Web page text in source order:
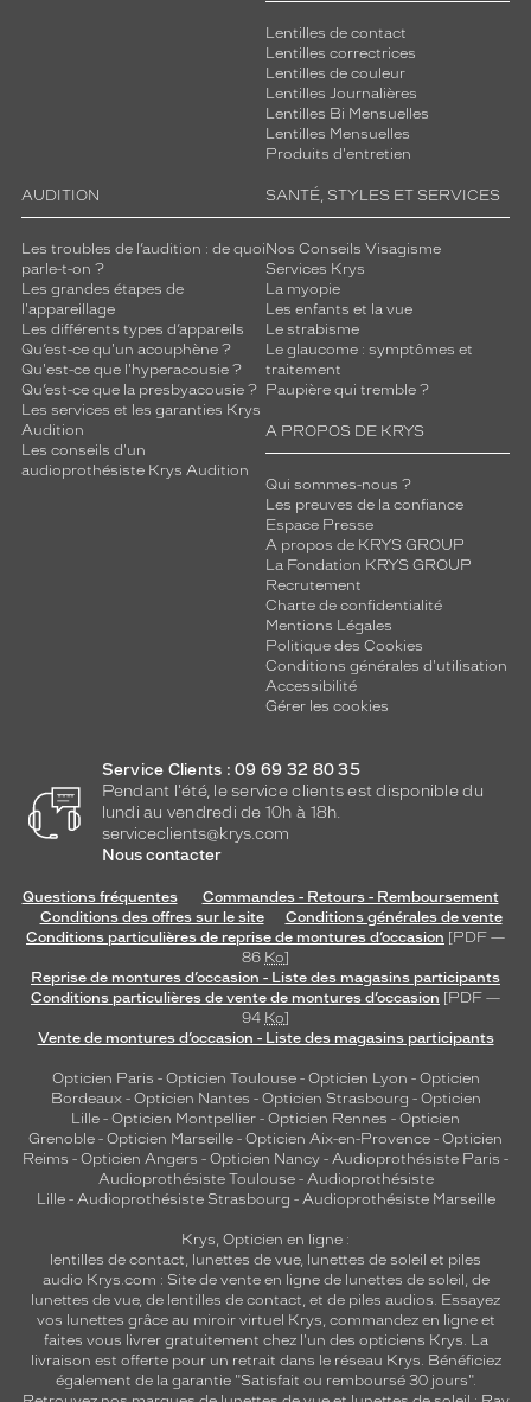
Lentilles de contact
Lentilles correctrices
Lentilles de couleur
Lentilles Journalières
Lentilles Bi Mensuelles
Lentilles Mensuelles
Produits d'entretien
AUDITION
Les troubles de l’audition : de quoi
parle-t-on ?
Les grandes étapes de
l'appareillage
Les différents types d’appareils
Qu’est-ce qu'un acouphène ?
Qu'est-ce que l'hyperacousie ?
Qu’est-ce que la presbyacousie ?
Les services et les garanties Krys
Audition
Les conseils d'un
audioprothésiste Krys Audition
SANTÉ, STYLES ET SERVICES
Nos Conseils Visagisme
Services Krys
La myopie
Les enfants et la vue
Le strabisme
Le glaucome : symptômes et
traitement
Paupière qui tremble ?
A PROPOS DE KRYS
Qui sommes-nous ?
Les preuves de la confiance
Espace Presse
A propos de KRYS GROUP
La Fondation KRYS GROUP
Recrutement
Charte de confidentialité
Mentions Légales
Politique des Cookies
Conditions générales d'utilisation
Accessibilité
Gérer les cookies
Service Clients : 09 69 32 80 35
Pendant l'été, le service clients est disponible du
lundi au vendredi de 10h à 18h.
serviceclients@krys.com
Nous contacter
Questions fréquentes
Commandes - Retours - Remboursement
Conditions des offres sur le site
Conditions générales de vente
Conditions particulières de reprise de montures d’occasion [PDF —
86 Ko]
Reprise de montures d’occasion - Liste des magasins participants
Conditions particulières de vente de montures d’occasion [PDF —
94 Ko]
Vente de montures d’occasion - Liste des magasins participants
Opticien Paris - Opticien Toulouse- Opticien Lyon - Opticien
Bordeaux- Opticien Nantes - Opticien Strasbourg - Opticien
Lille - Opticien Montpellier - Opticien Rennes - Opticien
Grenoble - Opticien Marseille - Opticien Aix-en-Provence - Opticien
Reims - Opticien Angers - Opticien Nancy - Audioprothésiste Paris -
Audioprothésiste Toulouse- Audioprothésiste
Lille- Audioprothésiste Strasbourg - Audioprothésiste Marseille
Krys, Opticien en ligne :
lentilles de contact, lunettes de vue, lunettes de soleil et piles
audio Krys.com : Site de vente en ligne de lunettes de soleil, de
lunettes de vue, de lentilles de contact, et de piles audios. Essayez
vos lunettes grâce au miroir virtuel Krys, commandez en ligne et
faites vous livrer gratuitement chez l'un des opticiens Krys. La
livraison est offerte pour un retrait dans le réseau Krys. Bénéficiez
également de la garantie "Satisfait ou remboursé 30 jours".